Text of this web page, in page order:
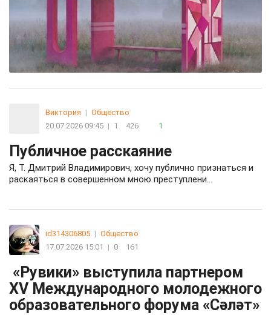
Виктория | Общество
20.07.2026 09:45 | 1 426 1
Публичное расскаяние
Я, Т. Дмитрий Владимирович, хочу публично признаться и
раскаяться в совершенном мною преступлени…
id314306805 | Общество
17.07.2026 15:01
| 0 161
«Рувики» выступила партнером
XV Международного молодежного
образовательного форума «Сәләт»